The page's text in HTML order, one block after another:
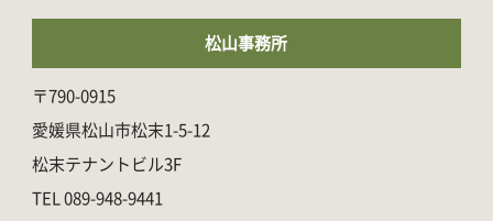
松山事務所
〒790-0915
愛媛県松山市松末1-5-12
松末テナントビル3F
089-948-9441